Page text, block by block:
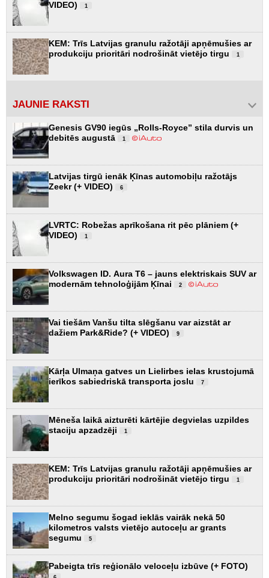
VIDEO) 1
KEM: Trīs Latvijas granulu ražotāji apņēmušies ar
produkciju prioritāri nodrošināt vietējo tirgu
1
JAUNIE RAKSTI
Genesis GV90 iegūs „Rolls-Royce” stila durvis un
debitēs augustā
1
Latvijas tirgū ienāk Ķīnas automobiļu ražotājs
Zeekr (+ VIDEO)
6
LVRTC: Robežas aprīkošana rit pēc plāniem (+
VIDEO)
1
Volkswagen ID. Aura T6 – jauns elektriskais SUV ar
modernām tehnoloģijām Ķīnai
2
Vai tiešām Vanšu tilta slēgšanu var aizstāt ar
dažiem Park&Ride? (+ VIDEO)
9
Kārļa Ulmaņa gatves un Lielirbes ielas krustojumā
ierīkos sabiedriskā transporta joslu
7
Mēneša laikā aizturēti kārtējie degvielas uzpildes
staciju apzadzēji
1
KEM: Trīs Latvijas granulu ražotāji apņēmušies ar
produkciju prioritāri nodrošināt vietējo tirgu
1
Melno segumu šogad ieklās vairāk nekā 50
kilometros valsts vietējo autoceļu ar grants
segumu
5
Pabeigta trīs reģionālo veloceļu izbūve (+ FOTO)